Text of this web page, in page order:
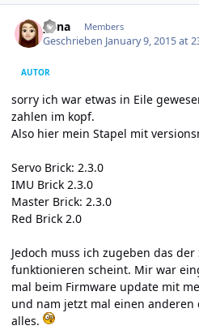
yuna Members
Geschrieben January 9, 2015 at
AUTOR
sorry ich war etwas in Eile
zahlen im kopf.
Also hier mein Stapel mit
Servo Brick: 2.3.0
IMU Brick 2.3.0
Master Brick: 2.3.0
Red Brick 2.0
Jedoch muss ich zugeben das
funktionieren scheint. Mir war
mal beim Firmware update mit
und nam jetzt mal einen
alles.